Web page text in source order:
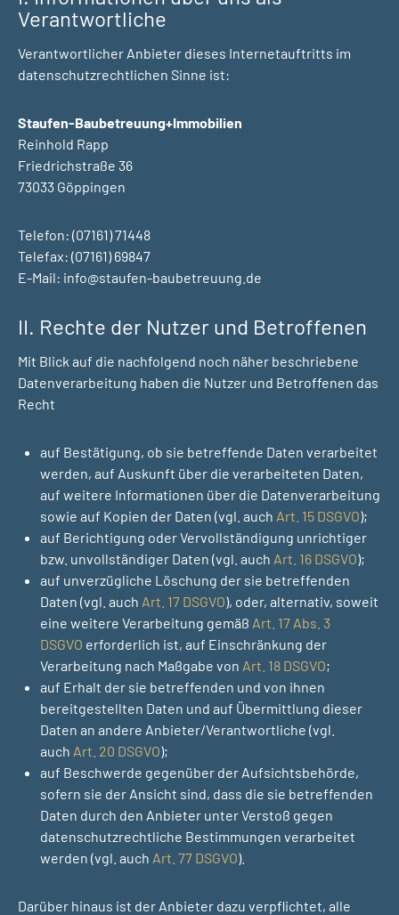
Verantwortliche
Verantwortlicher Anbieter dieses Internetauftritts im
datenschutzrechtlichen Sinne ist:
Staufen-Baubetreuung+Immobilien
Reinhold Rapp
Friedrichstraße 36
73033 Göppingen
Telefon: (07161) 71448
Telefax: (07161) 69847
E-Mail: info@staufen-baubetreuung.de
II. Rechte der Nutzer und Betroffenen
Mit Blick auf die nachfolgend noch näher beschriebene
Datenverarbeitung haben die Nutzer und Betroffenen das
Recht
auf Bestätigung, ob sie betreffende Daten verarbeitet
werden, auf Auskunft über die verarbeiteten Daten,
auf weitere Informationen über die Datenverarbeitung
sowie auf Kopien der Daten (vgl. auch Art. 15 DSGVO);
auf Berichtigung oder Vervollständigung unrichtiger
bzw. unvollständiger Daten (vgl. auch Art. 16 DSGVO);
auf unverzügliche Löschung der sie betreffenden
Daten (vgl. auch Art. 17 DSGVO), oder, alternativ, soweit
eine weitere Verarbeitung gemäß Art. 17 Abs. 3
DSGVO erforderlich ist, auf Einschränkung der
Verarbeitung nach Maßgabe von Art. 18 DSGVO;
auf Erhalt der sie betreffenden und von ihnen
bereitgestellten Daten und auf Übermittlung dieser
Daten an andere Anbieter/Verantwortliche (vgl.
auch Art. 20 DSGVO);
auf Beschwerde gegenüber der Aufsichtsbehörde,
sofern sie der Ansicht sind, dass die sie betreffenden
Daten durch den Anbieter unter Verstoß gegen
datenschutzrechtliche Bestimmungen verarbeitet
werden (vgl. auch Art. 77 DSGVO).
Darüber hinaus ist der Anbieter dazu verpflichtet, alle